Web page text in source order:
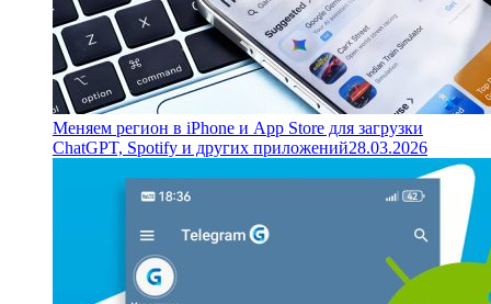
Меняем регион в iPhone и App Store для загрузки
ChatGPT, Spotify и других приложений28.03.2026